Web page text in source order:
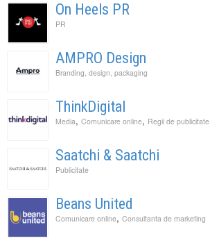
On Heels PR
PR
AMPRO Design
Branding, design, packaging
ThinkDigital
Media, Comunicare online, Regii de publicitate
Saatchi & Saatchi
Publicitate
Beans United
Comunicare online, Consultanta de marketing